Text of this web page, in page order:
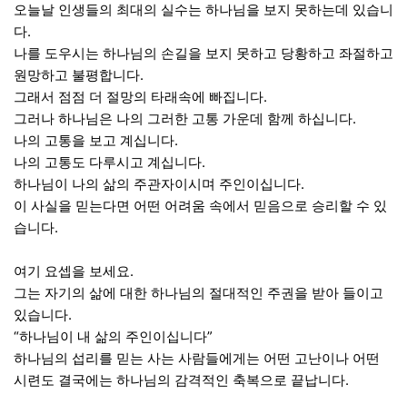
오늘날 인생들의 최대의 실수는 하나님을 보지 못하는데 있습니
다.
나를 도우시는 하나님의 손길을 보지 못하고 당황하고 좌절하고
원망하고 불평합니다.
그래서 점점 더 절망의 타래속에 빠집니다.
그러나 하나님은 나의 그러한 고통 가운데 함께 하십니다.
나의 고통을 보고 계십니다.
나의 고통도 다루시고 계십니다.
하나님이 나의 삶의 주관자이시며 주인이십니다.
이 사실을 믿는다면 어떤 어려움 속에서 믿음으로 승리할 수 있
습니다.
여기 요셉을 보세요.
그는 자기의 삶에 대한 하나님의 절대적인 주권을 받아 들이고
있습니다.
“하나님이 내 삶의 주인이십니다”
하나님의 섭리를 믿는 사는 사람들에게는 어떤 고난이나 어떤
시련도 결국에는 하나님의 감격적인 축복으로 끝납니다.